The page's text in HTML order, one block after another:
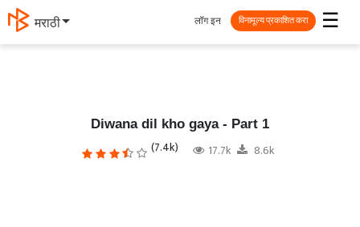
मराठी ☰
लॉग इन विनामूल्य प्रकाशित करा
Diwana dil kho gaya - Part 1
(7.4k) 17.7k 8.6k